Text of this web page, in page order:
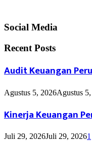
Social Media
Recent Posts
Audit Keuangan
Agustus 5, 2026Agustus
Kinerja Keuangan
Juli 29, 2026Juli 29, 20261